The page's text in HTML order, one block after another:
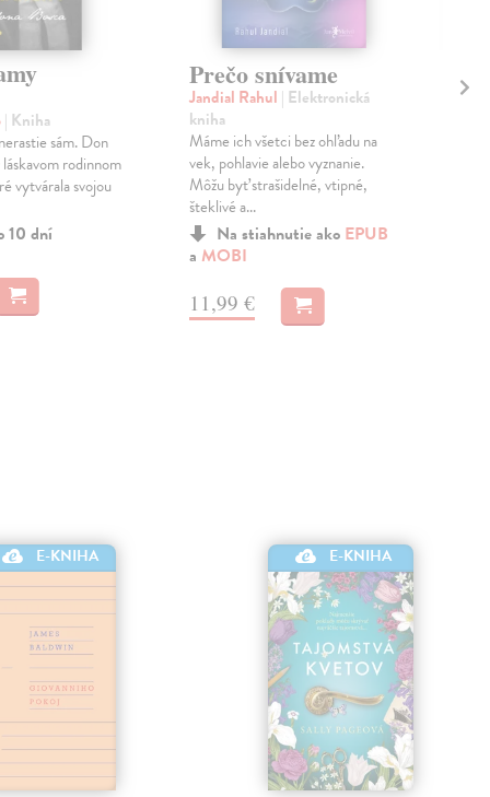
| Kniha
sám. Don
rodinnom
vytvárala svojou
10 dní
Prečo snívame
Jandial Rahul | Elektronická
kniha
Máme ich všetci bez ohľadu na
vek, pohlavie alebo vyznanie.
Môžu byť strašidelné, vtipné,
šteklivé a...
Na stiahnutie ako EPUB
a MOBI
11,99 €
E-KNIHA E-KNIHA